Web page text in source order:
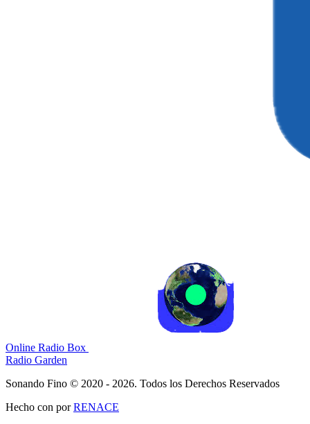
Online Radio Box
Radio Garden
Sonando Fino © 2020 - 2026. Todos los Derechos Reservados
Hecho con porRENACE